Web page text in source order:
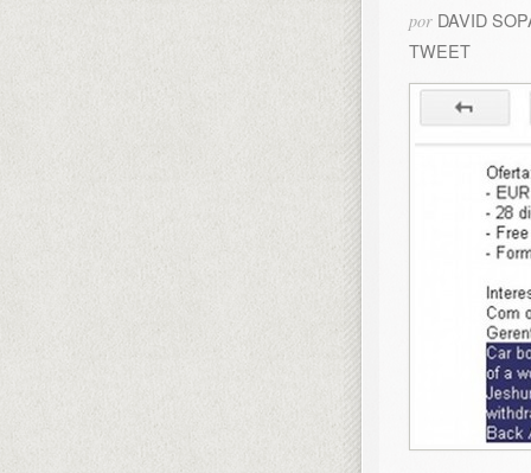
por DAVID
TWEET